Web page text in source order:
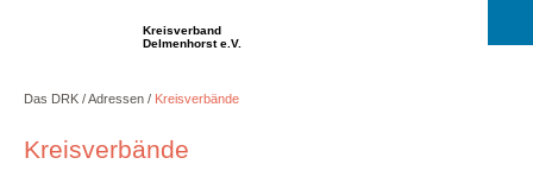
Kreisverband
Delmenhorst e.V.
Das DRK Adressen Kreisverbände
Kreisverbände